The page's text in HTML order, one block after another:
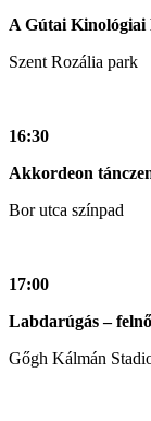
A Gútai
Szent Rozália park
16:30
Akkordeon
Bor utca színpad
17:00
Labdarúgás –
Gőgh Kálmán